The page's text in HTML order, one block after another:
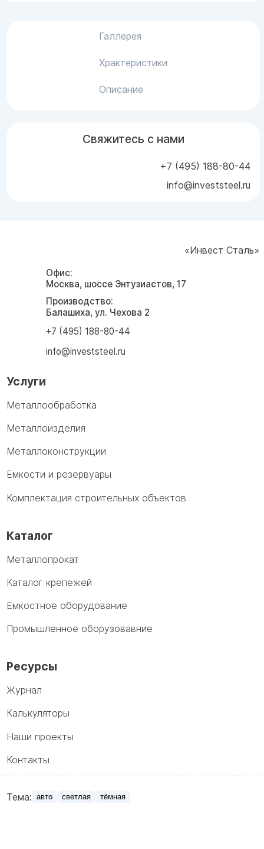
Галлерея
Храктеристики
Описание
Свяжитесь с нами
+7 (495) 188-80-44
info@investsteel.ru
«Инвест Сталь»
Офис:
Москва, шоссе Энтузиастов, 17
Производство:
Балашиха, ул. Чехова 2
+7 (495) 188-80-44
info@investsteel.ru
Услуги
Металлообработка
Металлоизделия
Металлоконструкции
Емкости и резервуары
Комплектация строительных объектов
Каталог
Металлопрокат
Каталог крепежей
Емкостное оборудование
Промышленное оборузовавние
Ресурсы
Журнал
Калькуляторы
Наши проекты
Контакты
Тема: авто светлая тёмная